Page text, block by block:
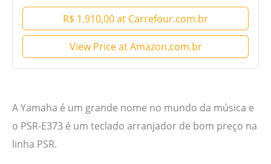
R$ 1.910,00 at Carrefour.com.br
View Price at Amazon.com.br
A Yamaha é um grande nome no mundo da música e
o PSR-E373 é um teclado arranjador de bom preço na
linha PSR.